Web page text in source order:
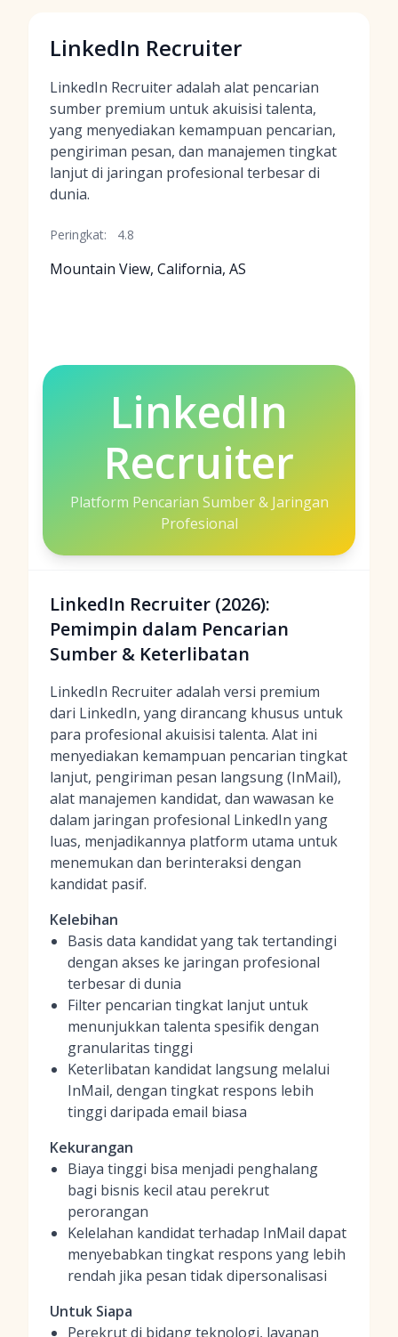
LinkedIn Recruiter
LinkedIn Recruiter adalah alat pencarian
sumber premium untuk akuisisi talenta,
yang menyediakan kemampuan pencarian,
pengiriman pesan, dan manajemen tingkat
lanjut di jaringan profesional terbesar di
dunia.
Peringkat: 4.8
Mountain View, California, AS
LinkedIn
Recruiter
Platform Pencarian Sumber & Jaringan
Profesional
LinkedIn Recruiter (2026):
Pemimpin dalam Pencarian
Sumber & Keterlibatan
LinkedIn Recruiter adalah versi premium
dari LinkedIn, yang dirancang khusus untuk
para profesional akuisisi talenta. Alat ini
menyediakan kemampuan pencarian tingkat
lanjut, pengiriman pesan langsung (InMail),
alat manajemen kandidat, dan wawasan ke
dalam jaringan profesional LinkedIn yang
luas, menjadikannya platform utama untuk
menemukan dan berinteraksi dengan
kandidat pasif.
Kelebihan
Basis data kandidat yang tak tertandingi
dengan akses ke jaringan profesional
terbesar di dunia
Filter pencarian tingkat lanjut untuk
menunjukkan talenta spesifik dengan
granularitas tinggi
Keterlibatan kandidat langsung melalui
InMail, dengan tingkat respons lebih
tinggi daripada email biasa
Kekurangan
Biaya tinggi bisa menjadi penghalang
bagi bisnis kecil atau perekrut
perorangan
Kelelahan kandidat terhadap InMail dapat
menyebabkan tingkat respons yang lebih
rendah jika pesan tidak dipersonalisasi
Untuk Siapa
Perekrut di bidang teknologi, layanan